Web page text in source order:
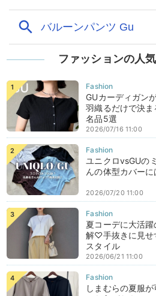
ファッションの人
GUカーディガン
羽織るだけで決
名品5選
2026/07/16 11:00
ユニクロvsGUの
んの体型カバー
2026/07/20 11:00
夏コーデに大活
解♡手抜きに見せ
スタイル
2026/06/21 11:00
しまむらの夏服